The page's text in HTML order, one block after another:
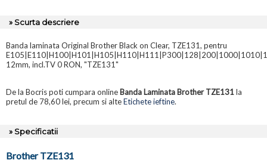
» Scurta descriere
Banda laminata Original Brother Black on Clear, TZE131, pentru
12mm, incl.TV 0 RON, "TZE131"
De la Bocris poti cumpara online Banda Laminata Brother TZE131la
pretul de 78,60 lei, precum si alteEtichete ieftine.
» Specificatii
Brother TZE131